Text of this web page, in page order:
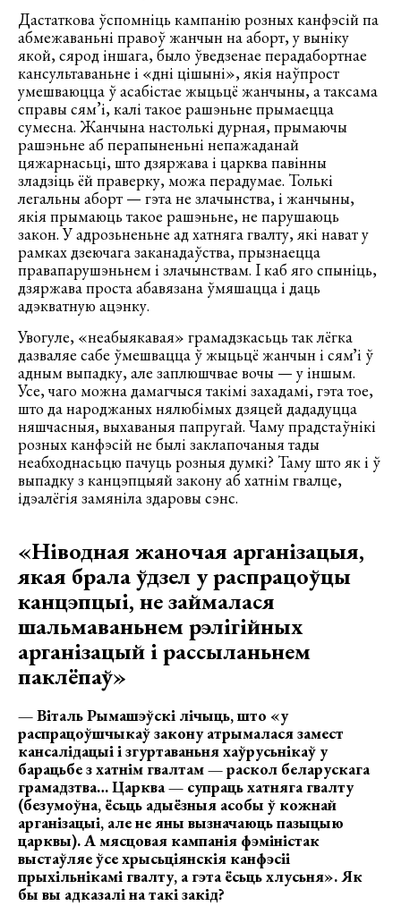
Дастаткова ўспомніць кампанію розных канфэсій па
абмежаваньні правоў жанчын на аборт, у выніку
якой, сярод іншага, было ўведзенае перадабортнае
кансультаваньне і «дні цішыні», якія наўпрост
умешваюцца ў асабістае жыцьцё жанчыны, а таксама
справы сям’і, калі такое рашэньне прымаецца
сумесна. Жанчына настолькі дурная, прымаючы
рашэньне аб перапыненьні непажаданай
цяжарнасьці, што дзяржава і царква павінны
зладзіць ёй праверку, можа перадумае. Толькі
легальны аборт — гэта не злачынства, і жанчыны,
якія прымаюць такое рашэньне, не парушаюць
закон. У адрозьненьне ад хатняга гвалту, які нават у
рамках дзеючага заканадаўства, прызнаецца
правапарушэньнем і злачынствам. І каб яго спыніць,
дзяржава проста абавязана ўмяшацца і даць
адэкватную ацэнку.
Увогуле, «неабыякавая» грамадзкасьць так лёгка
дазваляе сабе ўмешвацца ў жыцьцё жанчын і сямʼі ў
адным выпадку, але заплюшчвае вочы — у іншым.
Усе, чаго можна дамагчыся такімі захадамі, гэта тое,
што да народжаных нялюбімых дзяцей дададуцца
няшчасныя, выхаваныя папругай. Чаму прадстаўнікі
розных канфэсій не былi заклапочаныя тады
неабходнасьцю пачуць розныя думкі? Таму што як і ў
выпадку з канцэпцыяй закону аб хатнім гвалце,
ідэалёгія замяніла здаровы сэнс.
«Ніводная жаночая арганізацыя,
якая брала ўдзел у распрацоўцы
канцэпцыі, не займалася
шальмаваньнем рэлігійных
арганізацый і рассыланьнем
паклёпаў»
— Віталь Рымашэўскі лічыць, што «у
распрацоўшчыкаў закону атрымалася замест
кансалідацыі і згуртаваньня хаўрусьнікаў у
барацьбе з хатнім гвалтам — раскол беларускага
грамадзтва… Царква — супраць хатняга гвалту
(безумоўна, ёсьць адыёзныя асобы ў кожнай
арганізацыі, але не яны вызначаюць пазыцыю
царквы). А мясцовая кампанія фэміністак
выстаўляе ўсе хрысьціянскія канфэсіі
прыхільнікамі гвалту, а гэта ёсьць хлусьня». Як
бы вы адказалі на такі закід?